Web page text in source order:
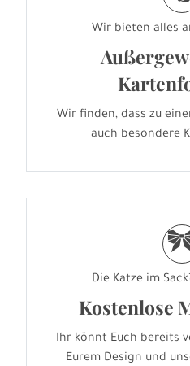
Wir bieten alles
Wir finden, dass zu
auch besondere
Die Katze im
Kostenlose
Ihr könnt Euch bereits
Eurem Design und